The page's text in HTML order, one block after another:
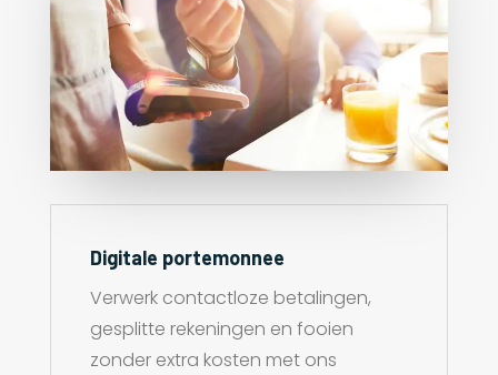
Digitale portemonnee
Verwerk contactloze betalingen,
gesplitte rekeningen en fooien
zonder extra kosten met ons